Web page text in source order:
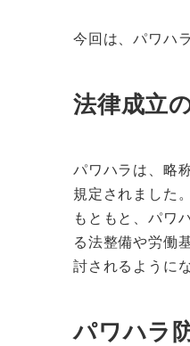
今回は、パワハ
法律成立
パワハラは、略
規定されました
もともと、パワ
る法整備や労働
討されるように
パワハラ